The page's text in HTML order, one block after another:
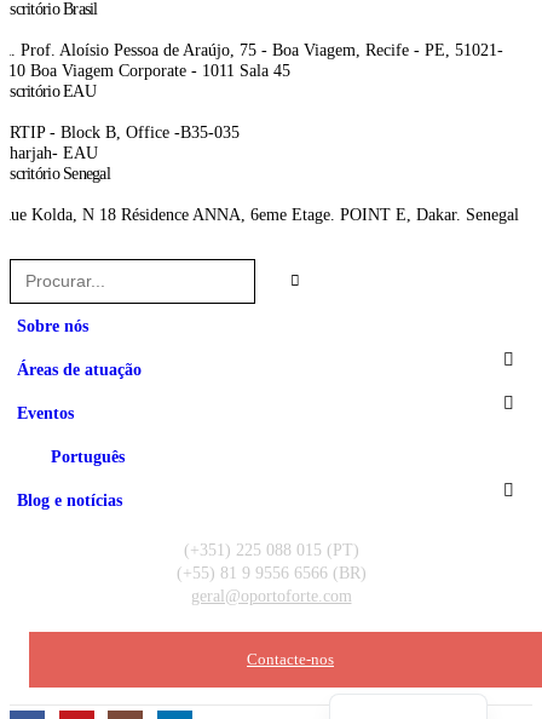
Escritório Brasil
R. Prof. Aloísio Pessoa de Araújo, 75 - Boa Viagem, Recife - PE, 51021-
410 Boa Viagem Corporate - 1011 Sala 45
Escritório EAU
SRTIP - Block B, Office -B35-035
Sharjah- EAU
Escritório Senegal
Rue Kolda, N 18 Résidence ANNA, 6eme Etage. POINT E, Dakar. Senegal
Sobre nós
Áreas de atuação
Eventos
Português
Blog e notícias
(+351) 225 088 015 (PT)
(+55) 81 9 9556 6566 (BR)
geral@oportoforte.com
Contacte-nos
English (UK)